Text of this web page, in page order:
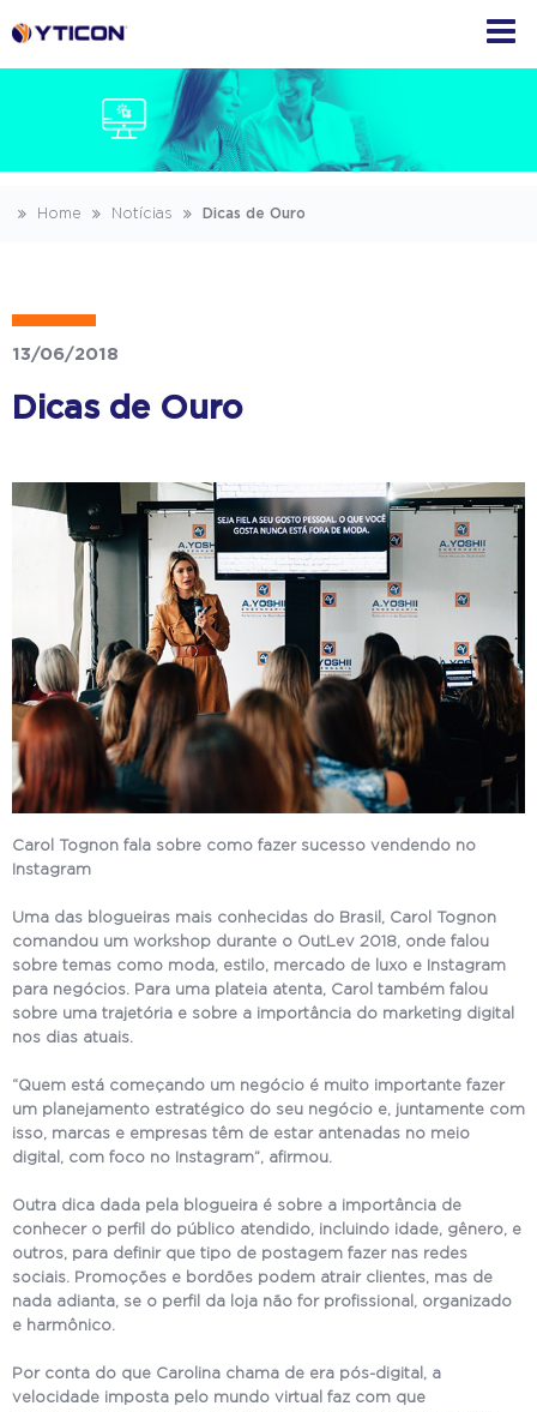
Home Notícias Dicas de Ouro
13/06/2018
Dicas de Ouro
Carol Tognon fala sobre como fazer sucesso vendendo no
Instagram
Uma das blogueiras mais conhecidas do Brasil, Carol Tognon
comandou um workshop durante o OutLev 2018, onde falou
sobre temas como moda, estilo, mercado de luxo e Instagram
para negócios. Para uma plateia atenta, Carol também falou
sobre uma trajetória e sobre a importância do marketing digital
nos dias atuais.
“Quem está começando um negócio é muito importante fazer
um planejamento estratégico do seu negócio e, juntamente com
isso, marcas e empresas têm de estar antenadas no meio
digital, com foco no Instagram”, afirmou.
Outra dica dada pela blogueira é sobre a importância de
conhecer o perfil do público atendido, incluindo idade, gênero, e
outros, para definir que tipo de postagem fazer nas redes
sociais. Promoções e bordões podem atrair clientes, mas de
nada adianta, se o perfil da loja não for profissional, organizado
e harmônico.
Por conta do que Carolina chama de era pós-digital, a
velocidade imposta pelo mundo virtual faz com que